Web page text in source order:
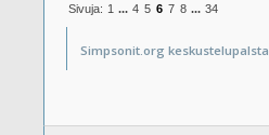
Sivuja: 1 ... 4 5 6 7 8 ... 34
Simpsonit.org keskustelupalsta